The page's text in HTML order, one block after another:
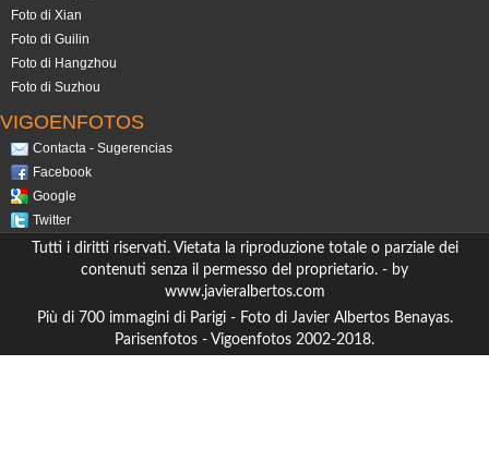
Foto di Xian
Foto di Guilin
Foto di Hangzhou
Foto di Suzhou
VIGOENFOTOS
Contacta - Sugerencias
Facebook
Google
Twitter
Tutti i diritti riservati. Vietata la riproduzione totale o parziale dei
contenuti senza il permesso del proprietario. - by
www.javieralbertos.com
Più di 700 immagini di Parigi - Foto di Javier Albertos Benayas.
Parisenfotos - Vigoenfotos 2002-2018.